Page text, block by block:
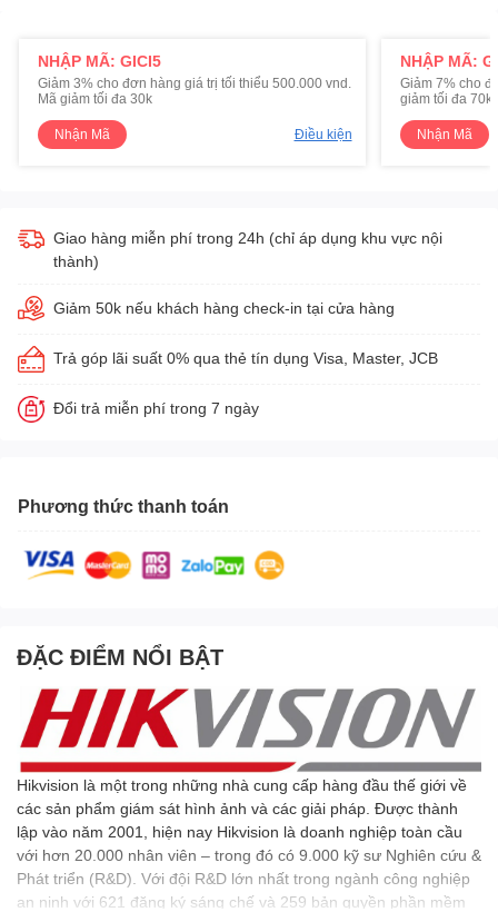
NHẬP MÃ: GICI5
Giảm 3% cho đơn hàng giá trị tối thiểu 500.000 vnd.
Mã giảm tối đa 30k
Nhận Mã Điều kiện
NHẬP MÃ:
Giảm 7% cho
giảm tối đa 70k
Nhận Mã
Giao hàng miễn phí trong 24h (chỉ áp dụng khu vực nội
thành)
Giảm 50k nếu khách hàng check-in tại cửa hàng
Trả góp lãi suất 0% qua thẻ tín dụng Visa, Master, JCB
Đổi trả miễn phí trong 7 ngày
Phương thức thanh toán
ĐẶC ĐIỂM NỔI BẬT
Hikvision là một trong những nhà cung cấp hàng đầu thế giới về
các sản phẩm giám sát hình ảnh và các giải pháp. Được thành
lập vào năm 2001, hiện nay Hikvision là doanh nghiệp toàn cầu
với hơn 20.000 nhân viên – trong đó có 9.000 kỹ sư Nghiên cứu &
Phát triển (R&D). Với đội R&D lớn nhất trong ngành công nghiệp
an ninh với 621 đăng ký sáng chế và 259 bản quyền phần mềm